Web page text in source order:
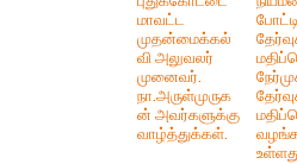
மாவட்ட
முதன்மைக்கல்
வி அலுவலர்
முனைவர்.
நா.அருள்முருக
ன் அவர்களுக்கு
வாழ்த்துக்கள்.